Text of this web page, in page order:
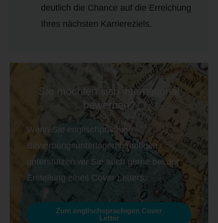
deutlich die Chance auf die Erreichung
Ihres nächsten Karriereziels.
Sie möchten sich international
bewerben?
Wenn Sie englischprachige
Bewerbungsunterlagen benötigen,
unterstützen wir Sie auch gerne bei der
Erstellung eines Cover Letters.
Zum englischsprachigen Cover
Letter